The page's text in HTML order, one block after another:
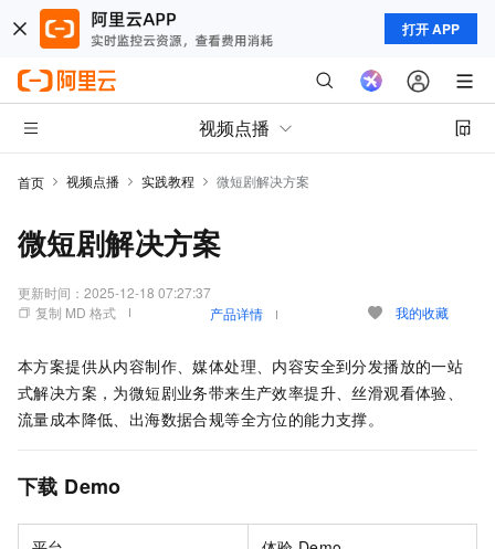
打开 APP
视频点播
首页 视频点播 实践教程 微短剧解决方案
微短剧解决方案
更新时间： 2025-12-18 07:27:37
复制 MD 格式
产品详情 我的收藏
本方案提供从内容制作、媒体处理、内容安全到分发播放的一站
式解决方案，为微短剧业务带来生产效率提升、丝滑观看体验、
流量成本降低、出海数据合规等全方位的能力支撑。
下载 Demo